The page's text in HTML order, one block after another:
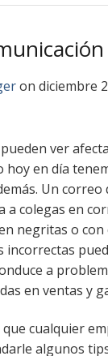
on diciembre
ver
en día
Un correo
colegas en
negritas o
incorrectas
a
en ventas y
cualquier
algunos